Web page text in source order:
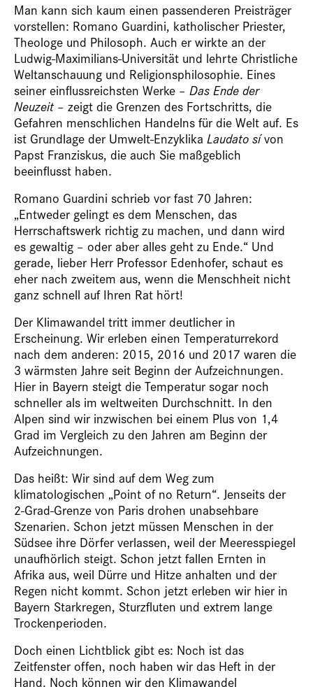
Man kann sich kaum einen passenderen Preisträger
vorstellen: Romano Guardini, katholischer Priester,
Theologe und Philosoph. Auch er wirkte an der
Ludwig-Maximilians-Universität und lehrte Christliche
Weltanschauung und Religionsphilosophie. Eines
seiner einflussreichsten Werke – Das Ende der
Neuzeit– zeigt die Grenzen des Fortschritts, die
Gefahren menschlichen Handelns für die Welt auf. Es
ist Grundlage der Umwelt-Enzyklika Laudato sívon
Papst Franziskus, die auch Sie maßgeblich
beeinflusst haben.
Romano Guardini schrieb vor fast 70 Jahren:
„Entweder gelingt es dem Menschen, das
Herrschaftswerk richtig zu machen, und dann wird
es gewaltig – oder aber alles geht zu Ende.“ Und
gerade, lieber Herr Professor Edenhofer, schaut es
eher nach zweitem aus, wenn die Menschheit nicht
ganz schnell auf Ihren Rat hört!
Der Klimawandel tritt immer deutlicher in
Erscheinung. Wir erleben einen Temperaturrekord
nach dem anderen: 2015, 2016 und 2017 waren die
3 wärmsten Jahre seit Beginn der Aufzeichnungen.
Hier in Bayern steigt die Temperatur sogar noch
schneller als im weltweiten Durchschnitt. In den
Alpen sind wir inzwischen bei einem Plus von 1,4
Grad im Vergleich zu den Jahren am Beginn der
Aufzeichnungen.
Das heißt: Wir sind auf dem Weg zum
klimatologischen „Point of no Return“. Jenseits der
2-Grad-Grenze von Paris drohen unabsehbare
Szenarien. Schon jetzt müssen Menschen in der
Südsee ihre Dörfer verlassen, weil der Meeresspiegel
unaufhörlich steigt. Schon jetzt fallen Ernten in
Afrika aus, weil Dürre und Hitze anhalten und der
Regen nicht kommt. Schon jetzt erleben wir hier in
Bayern Starkregen, Sturzfluten und extrem lange
Trockenperioden.
Doch einen Lichtblick gibt es: Noch ist das
Zeitfenster offen, noch haben wir das Heft in der
Hand. Noch können wir den Klimawandel